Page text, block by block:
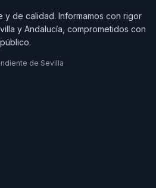
y de calidad. Informamos con rigor
y Andalucía, comprometidos con
de Sevilla